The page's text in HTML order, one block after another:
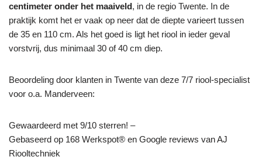
centimeter onder het maaiveld, in de regio Twente. In de
praktijk komt het er vaak op neer dat de diepte varieert tussen
de 35 en 110 cm. Als het goed is ligt het riool in ieder geval
vorstvrij, dus minimaal 30 of 40 cm diep.
Beoordeling door klanten in Twente van deze 7/7 riool-specialist
voor o.a. Manderveen:
Gewaardeerd met 9/10 sterren! –
Gebaseerd op 168 Werkspot® en Google reviews van AJ
Riooltechniek